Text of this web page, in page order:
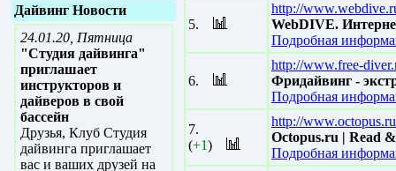
Дайвинг Новости
24.01.20, Пятница
"Студия дайвинга"
приглашает
инструкторов и
дайверов в свой
бассейн
Друзья, Клуб Студия
дайвинга приглашает
вас и ваших друзей на
5.
http://
WebDIVE.
Подробная
6.
http://www.free-
Фридайвинг -
Подробная
7.
(+1)
http://
Octopus.ru | Read
Подробная